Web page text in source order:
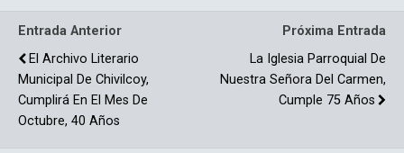
k
Entrada Anterior
El Archivo Literario
Municipal De Chivilcoy,
Cumplirá En El Mes De
Octubre, 40 Años
Próxima Entrada
La Iglesia Parroquial De
Nuestra Señora Del Carmen,
Cumple 75 Años